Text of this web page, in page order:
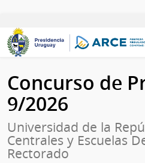
Concurso de
9/2026
Universidad de la
Centrales y Escuelas
Rectorado